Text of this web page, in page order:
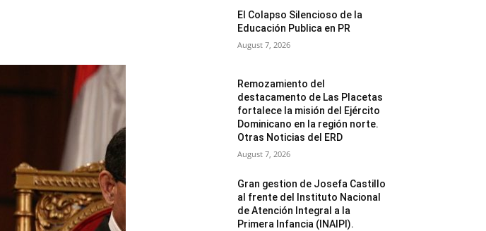
El Colapso Silencioso de la
Educación Publica en PR
August 7, 2026
Remozamiento del
destacamento de Las Placetas
fortalece la misión del Ejército
Dominicano en la región norte.
Otras Noticias del ERD
August 7, 2026
Gran gestion de Josefa Castillo
al frente del Instituto Nacional
de Atención Integral a la
Primera Infancia (INAIPI).